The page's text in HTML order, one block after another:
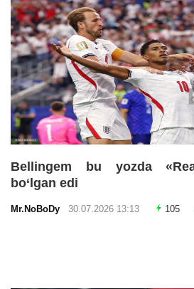
Bellingem bu yozda
bo‘lgan edi
Mr.NoBoDy 30.07.2026 13:13 105